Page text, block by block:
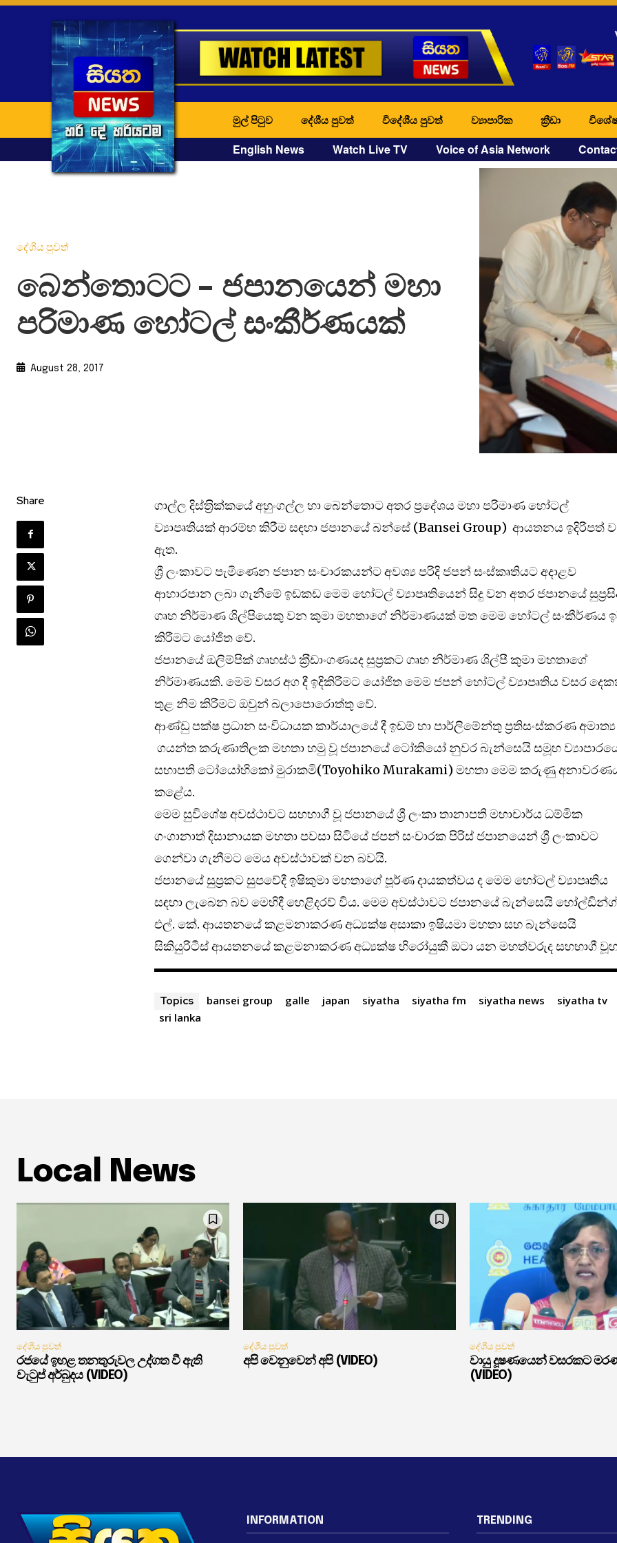
මුල් පිටුව දේශීය පුවත් විදේශීය පුවත් ව්‍යාපාරික ක්‍රීඩා
English News Watch Live TV Voice of Asia Network
දේශීය පුවත්
බෙන්තොටට – ජපානයෙන් මහා
පරිමාණ හෝටල් සංකීර්ණයක්
August 28, 2017
Share
ගාල්ල දිස්ත‍්‍රික්කයේ අහුංගල්ල හා බෙන්තොට අතර ප‍්‍රදේශය මහා පරිමාණ හෝටල්
ව්‍යාපෘතියක් ආරම්භ කිරීම සඳහා ජපානයේ බන්සේ (Bansei Group) ආයතනය ඉදිරිපත් ව
ඇත.
ශ්‍රී ලංකාවට පැමිණෙන ජපාන සංචාරකයන්ට අවශ්‍ය පරිදි ජපන් සංස්කෘතියට අදාළව
ආහාරපාන ලබා ගැනීමේ ඉඩකඩ මෙම හෝටල් ව්‍යාපෘතියෙන් සිදු වන අතර ජපානයේ
ගෘහ නිර්මාණ ශිල්පියෙකු වන කුමා මහතාගේ නිර්මාණයක් මත මෙම හෝටල් සංකීර්ණය
කිරීමට යෝජිත වේ.
ජපානයේ ඔලිම්පික් ගෘහස්ථ ක‍්‍රීඩාංගණයද සුප‍්‍රකට ගෘහ නිර්මාණ ශිල්පී කුමා මහතාගේ
නිර්මාණයකි. මෙම වසර අග දී ඉදිකිරීමට යෝජිත මෙම ජපන් හෝටල් ව්‍යාපෘතිය වසර
තුළ නිම කිරීමට ඔවුන් බලාපොරොත්තු වේ.
ආණ්ඩු පක්ෂ ප‍්‍රධාන සංවිධායක කාර්යාලයේ දී ඉඩම් හා පාර්ලිමේන්තු ප‍්‍රතිසංස්කරණ අමාත්‍ය
ගයන්ත කරුණාතිලක මහතා හමු වූ ජපානයේ ටෝකියෝ නුවර බැන්සෙයි සමූහ
සභාපති ටෝයෝහිකෝ මුරාකමි(Toyohiko Murakami) මහතා මෙම කරුණු
කළේය.
මෙම සුවිශේෂ අවස්ථාවට සහභාගී වූ ජපානයේ ශ්‍රී ලංකා තානාපති මහාචාර්ය ධම්මික
ගංගානාත් දිසානායක මහතා පවසා සිටියේ ජපන් සංචාරක පිරිස් ජපානයෙන් ශ්‍රී ලංකාවට
ගෙන්වා ගැනීමට මෙය අවස්ථාවක් වන බවයි.
ජපානයේ සුප‍්‍රකට සුපවේදී ඉෂිකුමා මහතාගේ පූර්ණ දායකත්වය ද මෙම හෝටල් ව්‍යාපෘතිය
සඳහා ලැබෙන බව මෙහිදී හෙළිදරව් විය. මෙම අවස්ථාවට ජපානයේ බැන්සෙයි
එල්. කේ. ආයතනයේ කළමනාකරණ අධ්‍යක්ෂ අසාකා ඉෂියමා මහතා සහ බැන්සෙයි
සිකියුරිටීස් ආයතනයේ කළමනාකරණ අධ්‍යක්ෂ හිරෝයුකී ඔටා යන මහත්වරුද සහභාගී
Topics bansei group galle japan siyatha siyatha fm siyatha news
siyatha tv
sri lanka
Local News
දේශීය පුවත්
රජයේ ඉහළ තනතුරුවල උද්ගත වී ඇති
වැටුප් අර්බුදය (VIDEO)
දේශීය පුවත්
අපි වෙනුවෙන් අපි (VIDEO)
දේශීය පුවත්
වායු දූෂණයෙන් වසරකට
(VIDEO)
INFORMATION TRENDING